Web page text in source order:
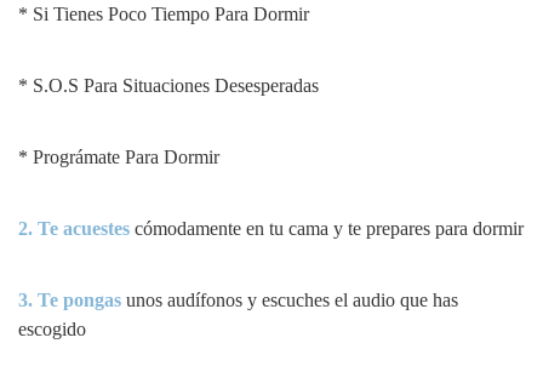
* Si Tienes Poco Tiempo Para Dormir
* S.O.S Para Situaciones Desesperadas
* Prográmate Para Dormir
2. Te acuestes cómodamente en tu cama y te prepares para dormir
3. Te pongas unos audífonos y escuches el audio que has
escogido